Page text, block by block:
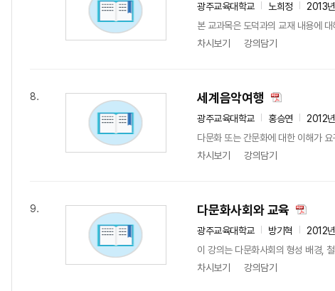
광주교육대학교 노희정
2013년
본 교과목은 도덕과의 교재 내용에
차시보기
강의담기
8. 세계음악여행
광주교육대학교 홍승연
2012
다문화 또는 간문화에 대한 이해가
차시보기
강의담기
9. 다문화사회와 교육
광주교육대학교 방기혁
2012
이 강의는 다문화사회의 형성 배경,
차시보기
강의담기